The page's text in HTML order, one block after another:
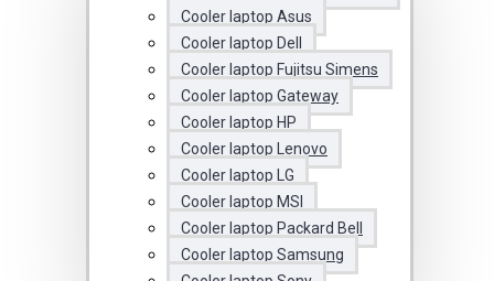
Cooler laptop Asus
Cooler laptop Dell
Cooler laptop Fujitsu Simens
Cooler laptop Gateway
Cooler laptop HP
Cooler laptop Lenovo
Cooler laptop LG
Cooler laptop MSI
Cooler laptop Packard Bell
Cooler laptop Samsung